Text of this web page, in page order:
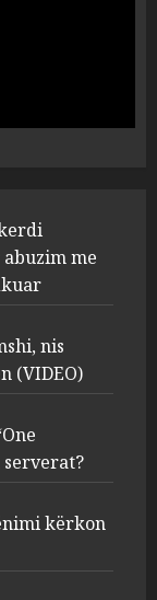
për
publike dhe
nis
Koço
maskuar
u vodhën
ja
për
abuzim me
nis
(VIDEO)
serverat?
kërkon